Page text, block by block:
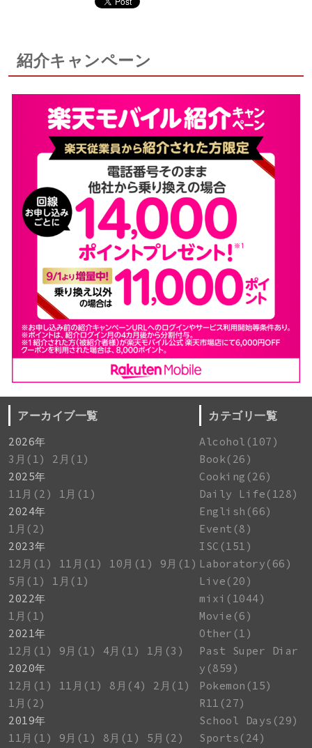
紹介キャンペーン
アーカイブ一覧
2026年
3月(1)
2月(1)
2025年
11月(2)
1月(1)
2024年
1月(2)
2023年
12月(1)
11月(1) 10月(1)
9月(1)
5月(1)
1月(1)
2022年
1月(1)
2021年
12月(1)
9月(1) 4月(1)
1月(3)
2020年
12月(1)
11月(1) 8月(4)
2月(1)
1月(2)
2019年
11月(1)
9月(1) 8月(1)
5月(2)
カテゴリ一覧
Alcohol(107)
Book(26)
Cooking(26)
Daily Life(128)
English(66)
Event(8)
ISC(151)
Laboratory(66)
Live(20)
mixi(1044)
Movie(6)
Other(1)
Past Super Diar
y(859)
Pokemon(15)
R11(27)
School Days(29)
Sports(24)